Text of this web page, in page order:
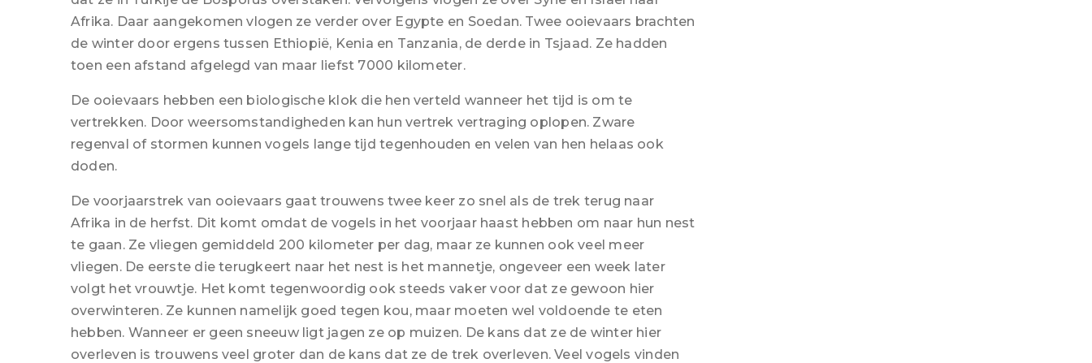
Afrika. Daar aangekomen vlogen ze verder over Egypte en Soedan. Twee ooievaars brachten
de winter door ergens tussen Ethiopië, Kenia en Tanzania, de derde in Tsjaad. Ze hadden
toen een afstand afgelegd van maar liefst 7000 kilometer.
De ooievaars hebben een biologische klok die hen verteld wanneer het tijd is om te
vertrekken. Door weersomstandigheden kan hun vertrek vertraging oplopen. Zware
regenval of stormen kunnen vogels lange tijd tegenhouden en velen van hen helaas ook
doden.
De voorjaarstrek van ooievaars gaat trouwens twee keer zo snel als de trek terug naar
Afrika in de herfst. Dit komt omdat de vogels in het voorjaar haast hebben om naar hun nest
te gaan. Ze vliegen gemiddeld 200 kilometer per dag, maar ze kunnen ook veel meer
vliegen. De eerste die terugkeert naar het nest is het mannetje, ongeveer een week later
volgt het vrouwtje. Het komt tegenwoordig ook steeds vaker voor dat ze gewoon hier
overwinteren. Ze kunnen namelijk goed tegen kou, maar moeten wel voldoende te eten
hebben. Wanneer er geen sneeuw ligt jagen ze op muizen. De kans dat ze de winter hier
overleven is trouwens veel groter dan de kans dat ze de trek overleven. Veel vogels vinden